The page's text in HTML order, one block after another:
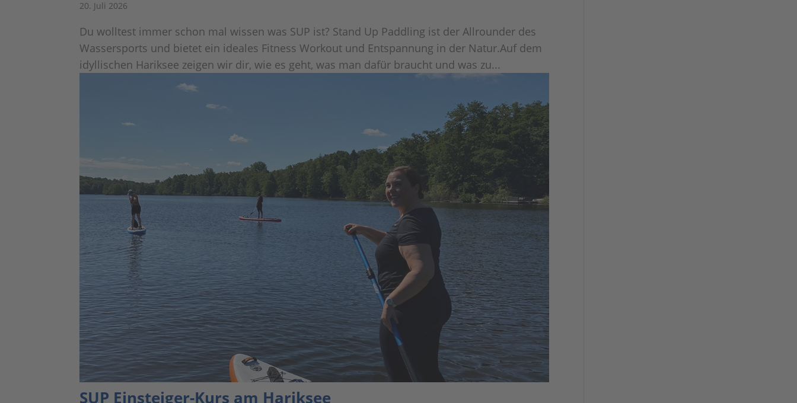
20. Juli 2026
Du wolltest immer schon mal wissen was SUP ist? Stand Up Paddling ist der Allrounder des
Wassersports und bietet ein ideales Fitness Workout und Entspannung in der Natur.Auf dem
idyllischen Hariksee zeigen wir dir, wie es geht, was man dafür braucht und was zu...
SUP Einsteiger-Kurs am Hariksee